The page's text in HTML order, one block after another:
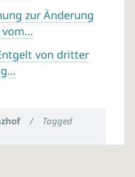
zur Änderung
vom…
von dritter
/
Tagged